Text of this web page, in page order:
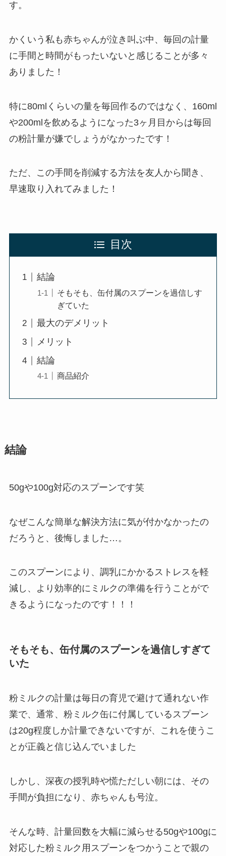
す。
かくいう私も赤ちゃんが泣き叫ぶ中、毎回の計量
に手間と時間がもったいないと感じることが多々
ありました！
特に80mlくらいの量を毎回作るのではなく、160ml
や200mlを飲めるようになった3ヶ月目からは毎回
の粉計量が嫌でしょうがなかったです！
ただ、この手間を削減する方法を友人から聞き、
早速取り入れてみました！
目次
結論
そもそも、缶付属のスプーンを過信しす
ぎていた
最大のデメリット
メリット
結論
商品紹介
結論
50gや100g対応のスプーンです笑
なぜこんな簡単な解決方法に気が付かなかったの
だろうと、後悔しました…。
このスプーンにより、調乳にかかるストレスを軽
減し、より効率的にミルクの準備を行うことがで
きるようになったのです！！！
そもそも、缶付属のスプーンを過信しすぎて
いた
粉ミルクの計量は毎日の育児で避けて通れない作
業で、通常、粉ミルク缶に付属しているスプーン
は20g程度しか計量できないですが、これを使うこ
とが正義と信じ込んでいました
しかし、深夜の授乳時や慌ただしい朝には、その
手間が負担になり、赤ちゃんも号泣。
そんな時、計量回数を大幅に減らせる50gや100gに
対応した粉ミルク用スプーンをつかうことで親の